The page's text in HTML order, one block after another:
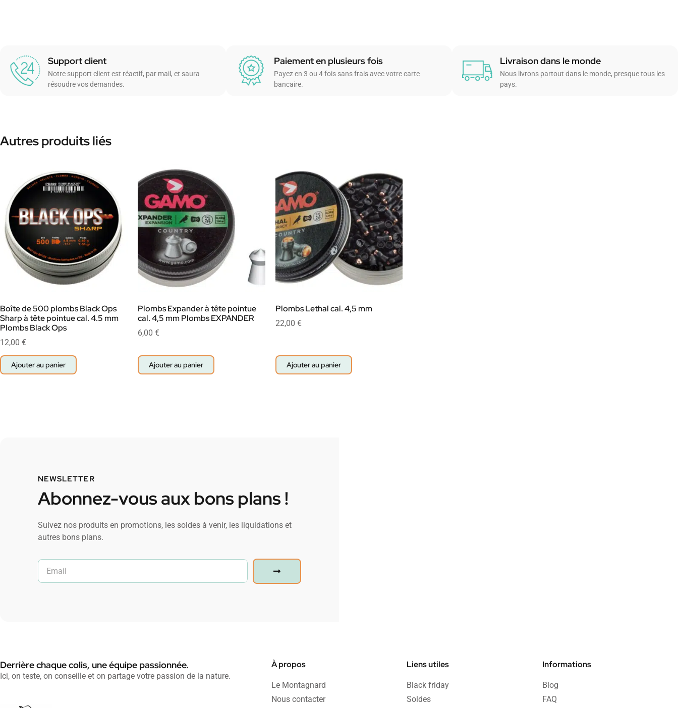
Support client
Notre support client est réactif, par mail, et saura
résoudre vos demandes.
Paiement en plusieurs fois
Payez en 3 ou 4 fois sans frais avec votre carte
bancaire.
Livraison dans le monde
Nous livrons partout dans le monde, presque tous les
pays.
Autres produits liés
Boîte de 500 plombs Black Ops
Sharp à tête pointue cal. 4.5 mm
Plombs Black Ops
12,00 €
Ajouter au panier
Plombs Expander à tête pointue
cal. 4,5 mm Plombs EXPANDER
6,00 €
Ajouter au panier
Plombs Lethal cal. 4,5 mm
22,00 €
Ajouter au panier
NEWSLETTER
Abonnez-vous aux bons plans !
Suivez nos produits en promotions, les soldes à venir, les liquidations et
autres bons plans.
Derrière chaque colis, une équipe passionnée.
Ici, on teste, on conseille et on partage votre passion de la nature.
À propos
Le Montagnard
Nous contacter
Liens utiles
Black friday
Soldes
Informations
Blog
FAQ